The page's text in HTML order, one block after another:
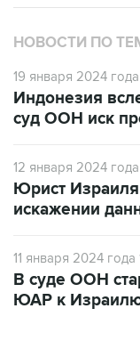
НОВОСТИ ПО
19 января 2024
Индонезия
суд ООН иск
12 января 2024 года
Юрист
искажении
11 января 2024 года
В суде ООН
ЮАР к Израилю